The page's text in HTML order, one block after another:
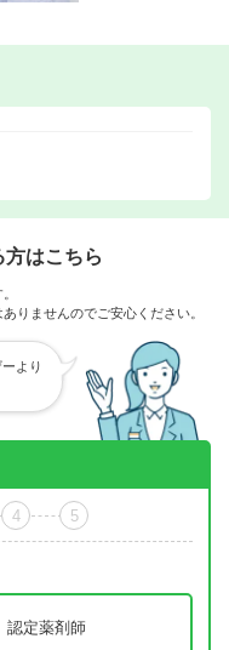
はこちら
りませんのでご安心ください。
より
4 5
認定薬剤師